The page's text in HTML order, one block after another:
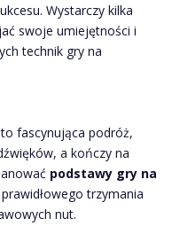
Wystarczy kilka
swoje umiejętności i
technik gry na
fascynująca podróż,
a kończy na
podstawy gry na
trzymania
nut.